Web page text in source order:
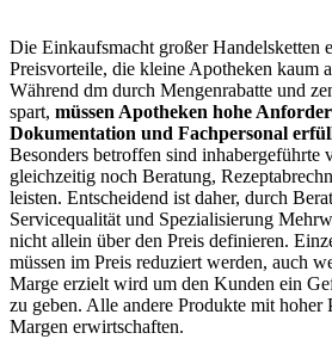
Die Einkaufsmacht großer Handelsketten
Preisvorteile, die kleine Apotheken kaum
Während dm durch Mengenrabatte und
spart, müssen Apotheken hohe
Dokumentation und Fachpersonal
Besonders betroffen sind inhabergeführte
gleichzeitig noch Beratung,
leisten. Entscheidend ist daher, durch
Servicequalität und Spezialisierung
nicht allein über den Preis definieren.
müssen im Preis reduziert werden, auch
Marge erzielt wird um den Kunden ein
zu geben. Alle andere Produkte mit hoher
Margen erwirtschaften.